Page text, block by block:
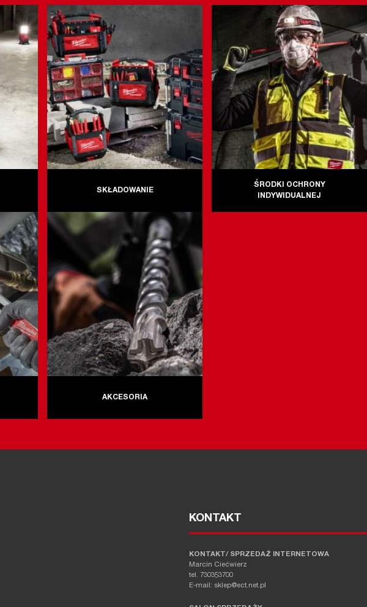
SKŁADOWANIE
ŚRODKI OCHRONY
INDYWIDUALNEJ
AKCESORIA
KONTAKT
KONTAKT/ SPRZEDAŻ INTERNETOWA
Marcin Ciećwierz
tel. 730353700
E-mail: sklep@ect.net.pl